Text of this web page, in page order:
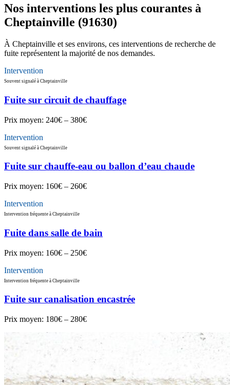
Nos interventions les plus courantes à
Cheptainville (91630)
À Cheptainville et ses environs, ces interventions de recherche de
fuite représentent la majorité de nos demandes.
Intervention
Souvent signalé à Cheptainville
Fuite sur circuit de chauffage
Prix moyen: 240€ – 380€
Intervention
Souvent signalé à Cheptainville
Fuite sur chauffe-eau ou ballon d’eau chaude
Prix moyen: 160€ – 260€
Intervention
Intervention fréquente à Cheptainville
Fuite dans salle de bain
Prix moyen: 160€ – 250€
Intervention
Intervention fréquente à Cheptainville
Fuite sur canalisation encastrée
Prix moyen: 180€ – 280€